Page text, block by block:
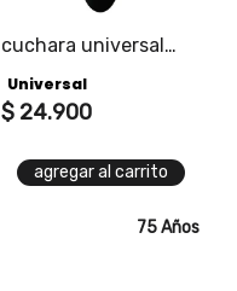
cuchara universal
Universal
$ 24.900
agregar al carrito
75 Años